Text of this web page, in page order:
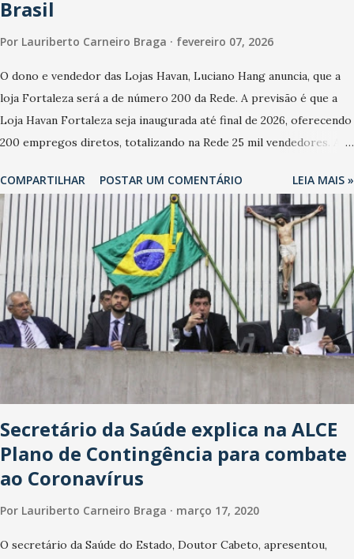
Brasil
Por Lauriberto Carneiro Braga fevereiro 07, 2026
O dono e vendedor das Lojas Havan, Luciano Hang anuncia, que a
loja Fortaleza será a de número 200 da Rede. A previsão é que a
Loja Havan Fortaleza seja inaugurada até final de 2026, oferecendo
200 empregos diretos, totalizando na Rede 25 mil vendedores. A
oficialmente, mas fontes extraoficiais indicam, que será na Avenida
Washington Soares-Messejana. Uma coisa é certa: será a maior
loja Havan do Brasil.
COMPARTILHAR POSTAR UM COMENTÁRIO LEIA MAIS »
Secretário da Saúde explica na ALCE
Plano de Contingência para combate
ao Coronavírus
Por Lauriberto Carneiro Braga março 17, 2020
O secretário da Saúde do Estado, Doutor Cabeto, apresentou,